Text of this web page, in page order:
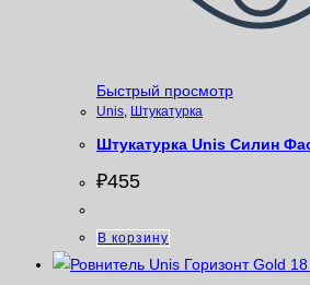
Быстрый просмотр
Unis, Штукатурка
Штукатурка Unis Силин
₽455
В корзину